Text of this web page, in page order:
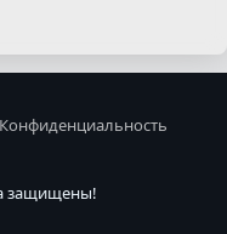
Конфиденциальность
защищены!